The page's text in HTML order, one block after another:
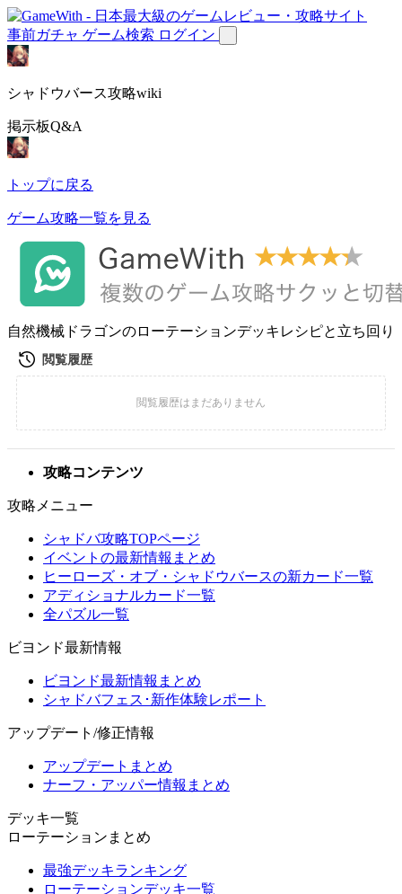
事前ガチャ ゲーム検索 ログイン
シャドウバース攻略wiki
掲示板Q&A
トップに戻る
ゲーム攻略一覧を見る
自然機械ドラゴンのローテーションデッキレシピと立ち回り
攻略コンテンツ
攻略メニュー
シャドバ攻略TOPページ
イベントの最新情報まとめ
ヒーローズ・オブ・シャドウバースの新カード一覧
アディショナルカード一覧
全パズル一覧
ビヨンド最新情報
ビヨンド最新情報まとめ
シャドバフェス･新作体験レポート
アップデート/修正情報
アップデートまとめ
ナーフ・アッパー情報まとめ
デッキ一覧
ローテーションまとめ
最強デッキランキング
ローテーションデッキ一覧